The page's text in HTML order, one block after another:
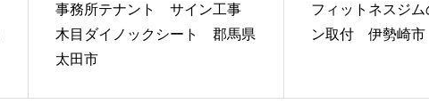
事務所テナント サイン工事
木目ダイノックシート 郡馬県
太田市
フィットネスジム
ン取付 伊勢崎市